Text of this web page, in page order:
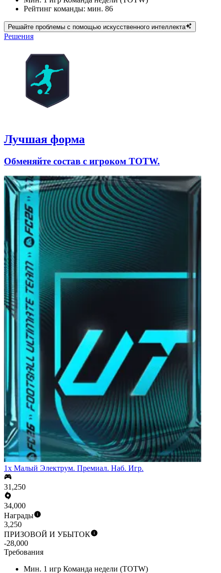
Рейтинг команды: мин. 86
Решайте проблемы с помощью искусственного интеллекта
Решения
Лучшая форма
Обменяйте состав с игроком TOTW.
1x Малый Электрум. Премиал. Наб. Игр.
31,250
34,000
Награды
3,250
ПРИЗОВОЙ И УБЫТОК
-28,000
Требования
Мин. 1 игр Команда недели (TOTW)